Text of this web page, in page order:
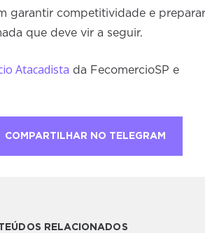
garantir competitividade e preparar
que deve vir a seguir.
Atacadista da FecomercioSP e
COMPARTILHAR NO TELEGRAM
RELACIONADOS